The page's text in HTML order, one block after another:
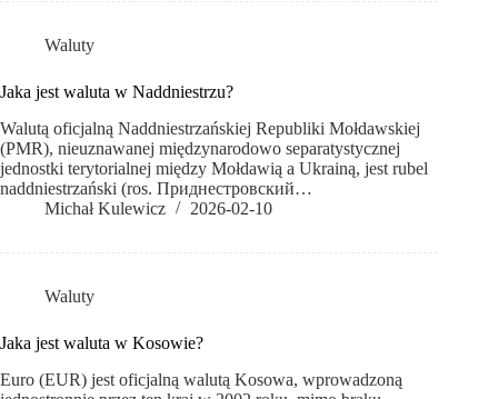
Waluty
Jaka jest waluta w Naddniestrzu?
Walutą oficjalną Naddniestrzańskiej Republiki Mołdawskiej
(PMR), nieuznawanej międzynarodowo separatystycznej
jednostki terytorialnej między Mołdawią a Ukrainą, jest rubel
naddniestrzański (ros. Приднестровский…
Michał Kulewicz
2026-02-10
Waluty
Jaka jest waluta w Kosowie?
Euro (EUR) jest oficjalną walutą Kosowa, wprowadzoną